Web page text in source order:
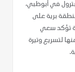
في أبوظبي،
برية على
تؤكد سعي
لتسريع وتيرة